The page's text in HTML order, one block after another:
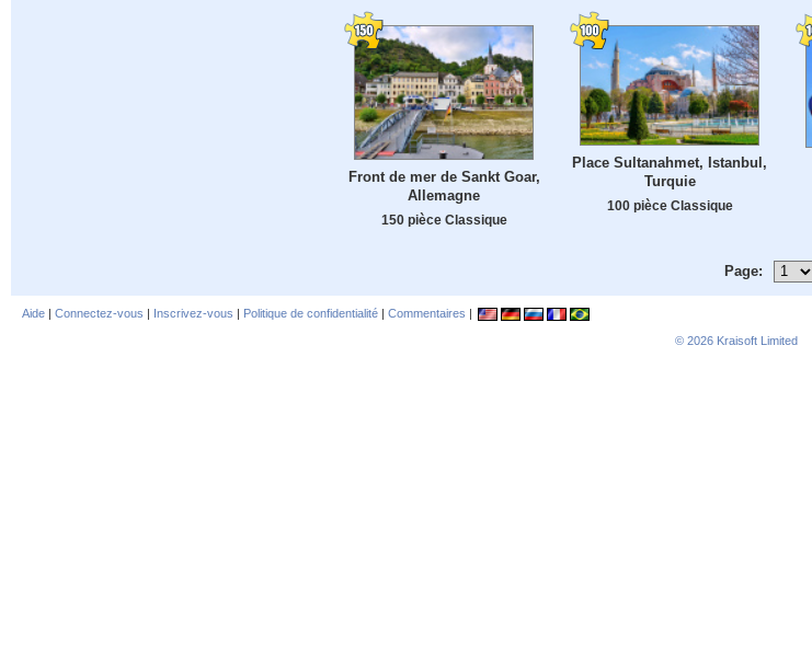
Front de mer de Sankt Goar,
Allemagne
150 pièce Classique
Place Sultanahmet, Istanbul,
Turquie
100 pièce Classique
Page:
Aide | Connectez-vous | Inscrivez-vous | Politique de confidentialité | Commentaires |
© 2026 Kraisoft Limited